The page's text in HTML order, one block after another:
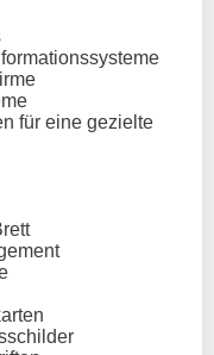
für eine gezielte